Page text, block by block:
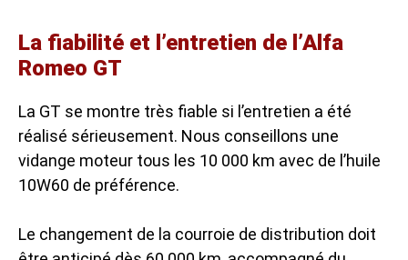
La fiabilité et l’entretien de l’Alfa
Romeo GT
La GT se montre très fiable si l’entretien a été
réalisé sérieusement. Nous conseillons une
vidange moteur tous les 10 000 km avec de l’huile
10W60 de préférence.
Le changement de la courroie de distribution doit